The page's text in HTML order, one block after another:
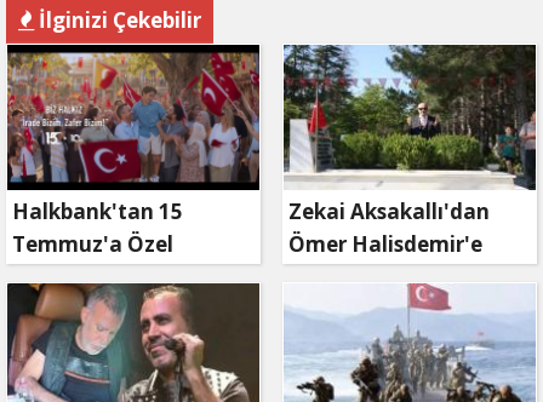
İlginizi Çekebilir
Halkbank'tan 15
Temmuz'a Özel
Reklam Filmi: "İrade
Bizim, Zafer Bizim"
Zekai Aksakallı'dan
Ömer Halisdemir'e
'vefa' ziyareti!